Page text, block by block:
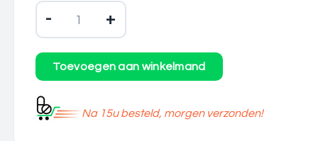
- +
Na 15u besteld, morgen verzonden!